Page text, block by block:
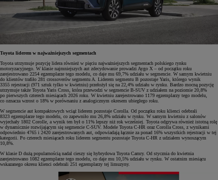
Toyota liderem w najważniejszych segmentach
Toyota utrzymuje pozycję lidera również w pięciu najważniejszych segmentach polskiego rynku
motoryzacyjnego. W klasie najmniejszych aut zdecydowanie prowadzi Aygo X – od początku roku
zarejestrowano 2254 egzemplarze tego modelu, co daje mu 69,7% udziału w segmencie. W samym kwietniu
do klientów trafiło 281 crossoverów segmentu A. Liderem segmentu B pozostaje Yaris, którego wynik
3355 rejestracji (971 sztuk tylko w kwietniu) przełożył się na 22,4% udziału w rynku. Bardzo mocną pozycję
utrzymuje także Toyota Yaris Cross, która przewodzi w segmencie B-SUV z udziałem na poziomie 20,8%
po pierwszych czterech miesiącach 2026 roku. W kwietniu zarejestrowano 1179 egzemplarzy tego modelu,
co oznacza wzrost o 18% w porównaniu z analogicznym okresem ubiegłego roku.
W segmencie aut kompaktowych wciąż liderem pozostaje Corolla. Od początku roku klienci odebrali
8323 egzemplarze tego modelu, co zapewniło mu 26,8% udziału w rynku. W samym kwietniu z salonów
wyjechały 1802 Corolle, a wynik ten był o 11% lepszy niż rok wcześniej. Toyota odgrywa również istotną rolę
w dynamicznie rozwijającym się segmencie C-SUV. Modele Toyota C-HR oraz Corolla Cross, z wynikami
odpowiednio 4765 i 2420 zarejestrowanych aut, odpowiadają łącznie za ponad 16% wszystkich rejestracji w tej
kategorii. Po czterech miesiącach roku liderem segmentu pozostaje Toyota C-HR z udziałem wynoszącym
10,8%.
W klasie D dużą popularnością nadal cieszy się hybrydowa Toyota Camry. Od stycznia do kwietnia
zarejestrowano 1082 egzemplarze tego modelu, co daje mu 10,5% udziału w rynku. W ostatnim miesiącu
wskazanego okresu klienci odebrali 251 egzemplarzy tej limuzyny.